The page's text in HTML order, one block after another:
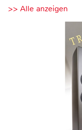
>> Alle anzeigen